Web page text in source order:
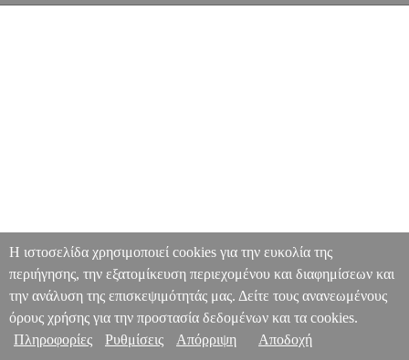
Η ιστοσελίδα χρησιμοποιεί cookies για την ευκολία της
περιήγησης, την εξατομίκευση περιεχομένου και διαφημίσεων και
την ανάλυση της επισκεψιμότητάς μας. Δείτε τους ανανεωμένους
όρους χρήσης για την προστασία δεδομένων και τα cookies.
Πληροφορίες
Ρυθμίσεις Απόρριψη Αποδοχή